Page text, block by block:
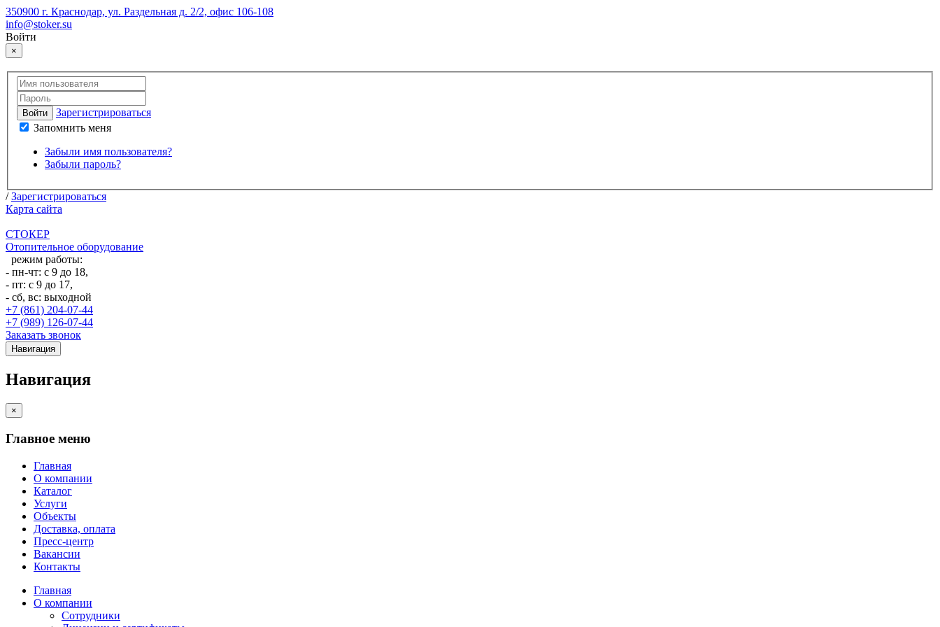
350900 г. Краснодар, ул. Раздельная д. 2/2, офис 106-108
info@stoker.su
Войти
×
Войти
Зарегистрироваться
Запомнить меня
Забыли имя пользователя?
Забыли пароль?
/Зарегистрироваться
Карта сайта
СТОКЕР
Отопительное оборудование
режим работы:
- пн-чт: с 9 до 18,
- пт: с 9 до 17,
- сб, вс: выходной
+7 (861) 204-07-44
+7 (989) 126-07-44
Заказать звонок
Навигация
Навигация
×
Главное меню
Главная
О компании
Каталог
Услуги
Объекты
Доставка, оплата
Пресс-центр
Вакансии
Контакты
Главная
О компании
Сотрудники